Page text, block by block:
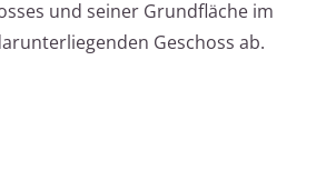
und seiner Grundfläche im
Geschoss ab.